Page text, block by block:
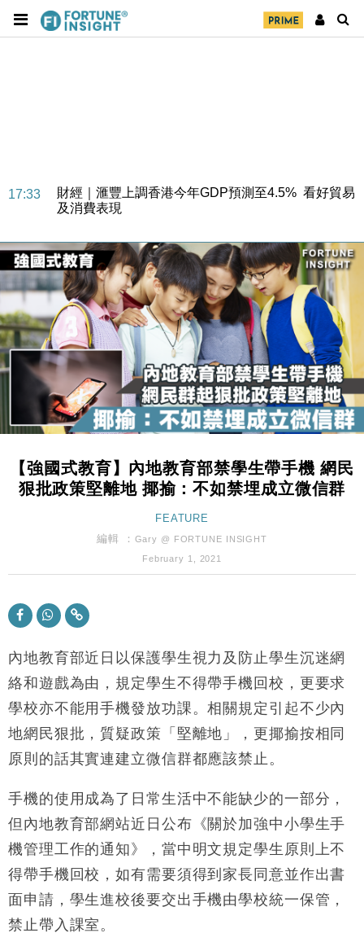
17:33
財經｜滙豐上調香港今年GDP預測至4.5% 看好貿易
及消費表現
損失近6900萬元
16:05
財經｜日經失守6.5萬點後回穩 全周仍升近2%
15:47
財經｜恒隆10月換帥 玩具「反」斗城亞洲CEO蔡德
粦接任
15:11
財經｜韓股反覆波動收跌 連挫7周創逾3年最長跌勢
13:44
財經｜內地7月美元計價出口增近24%勝預期 貿易順
差達1125億美元
12:44
財經｜日本春季三度入市撐日圓 4月單日斥6.28萬億
11:12
國際｜特朗普料美伊戰事快結束 承認部分彈藥庫存緊
張
財經｜SA售股自救後再出手 斥4億美元押注未上市公
財經｜華僑銀行上半年淨利創新高 中期息增15%至
47仙
17:33
及消費表現
損失近6900萬元
16:05
財經｜日經失守6.5萬點後回穩 全周仍升近2%
15:47
粦接任
15:11
財經｜韓股反覆波動收跌 連挫7周創逾3年最長跌勢
13:44
財經｜內地7月美元計價出口增近24%勝預期 貿易順
差達1125億美元
12:44
財經｜日本春季三度入市撐日圓 4月單日斥6.28萬億
日圓干預創新高
11:12
國際｜特朗普料美伊戰事快結束 承認部分彈藥庫存緊
張
15:59
財經｜SA售股自救後再出手 斥4億美元押注未上市公
【強國式教育】內地教育部禁學生帶手機 網民
狠批政策堅離地 揶揄：不如禁埋成立微信群
FEATURE
編輯 ： Gary @ FORTUNE INSIGHT
February 1, 2021
內地教育部近日以保護學生視力及防止學生沉迷網
絡和遊戲為由，規定學生不得帶手機回校，更要求
學校亦不能用手機發放功課。相關規定引起不少內
地網民狠批，質疑政策「堅離地」，更揶揄按相同
原則的話其實連建立微信群都應該禁止。
手機的使用成為了日常生活中不能缺少的一部分，
但內地教育部網站近日公布《關於加強中小學生手
機管理工作的通知》，當中明文規定學生原則上不
得帶手機回校，如有需要須得到家長同意並作出書
面申請，學生進校後要交出手機由學校統一保管，
禁止帶入課室。